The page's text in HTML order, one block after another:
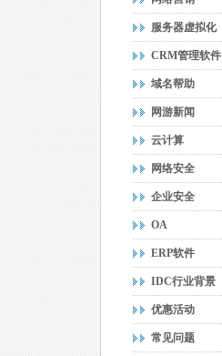
服务器虚拟化
CRM管理软件
域名帮助
网游新闻
云计算
网络安全
企业安全
OA
ERP软件
IDC行业背景
优惠活动
常见问题